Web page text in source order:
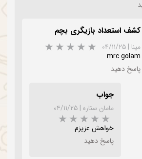
کشف استعداد بازیگری بچم
مینا | ۰۴/۱۱/۲۵
mrc golam
پاسخ دهید
جواب
مامان ستاره | ۰۴/۱۱/۲۵
خواهش عزیزم
پاسخ دهید